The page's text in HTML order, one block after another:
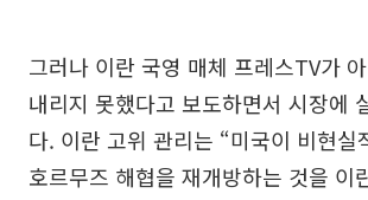
그러나 이란 국영 매체 프레스TV가
내리지 못했다고 보도하면서 시장에
다. 이란 고위 관리는 “미국이 비현실
호르무즈 해협을 재개방하는 것을 이